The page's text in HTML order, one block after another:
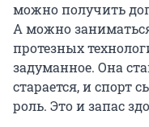
можно получить
А можно
протезных
задуманное. Она
старается, и спорт
роль. Это и запас